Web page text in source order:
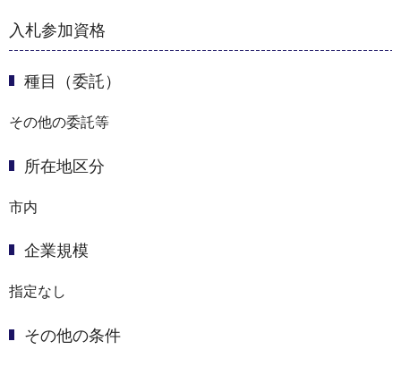
入札参加資格
種目（委託）
その他の委託等
所在地区分
市内
企業規模
指定なし
その他の条件